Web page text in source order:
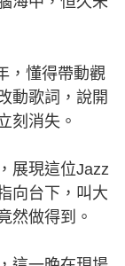
懂得帶動觀
動歌詞，說開
刻消失。
現這位Jazz
向台下，叫大
然做得到。